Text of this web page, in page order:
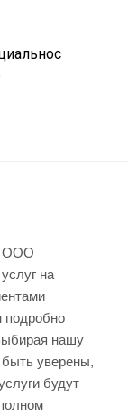
ООО
на
подробно
нашу
уверены,
будут